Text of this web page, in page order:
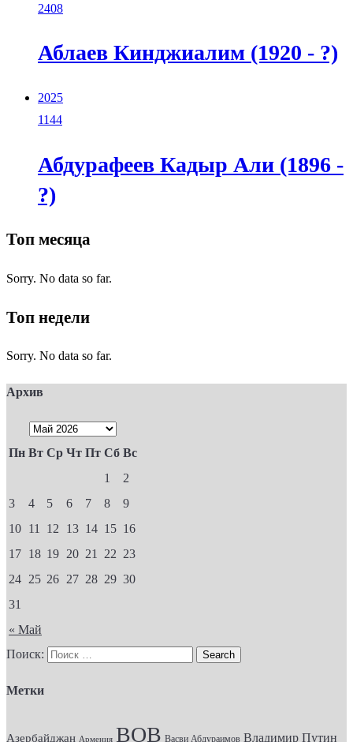
2408
Аблаев Кинджиалим (1920 - ?)
2025
1144
Абдурафеев Кадыр Али (1896 -
?)
Топ месяца
Sorry. No data so far.
Топ недели
Sorry. No data so far.
Архив
Пн Вт Ср Чт Пт Сб Вс
« Май
1
2
3
4 5 6 7 8
9
10 11 12 13 14 15 16
17 18 19 20 21 22 23
24 25 26 27 28 29 30
31
Поиск:
Метки
Азербайджан Армения ВОВ Васви Абдураимов Владимир Путин